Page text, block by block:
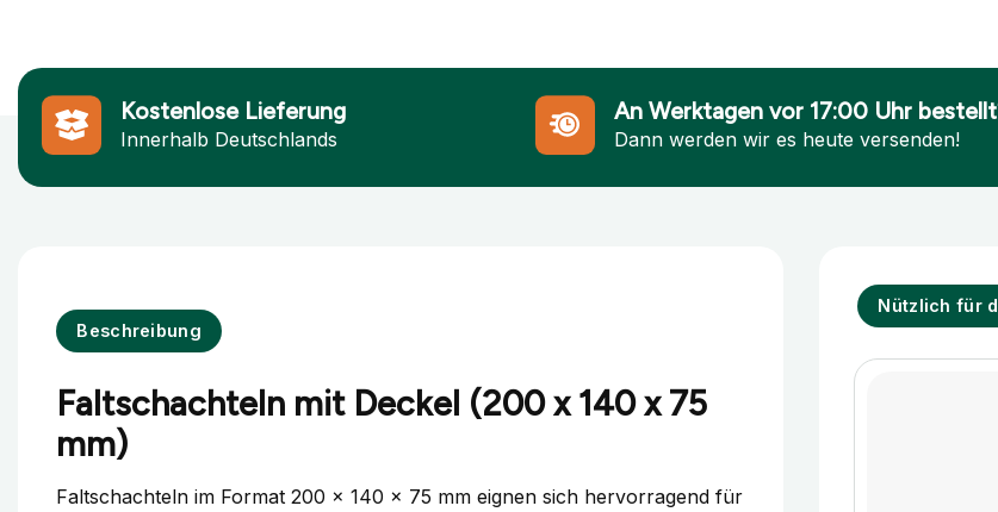
Kostenlose Lieferung
Innerhalb Deutschlands
An Werktagen vor 17:00 Uhr
Dann werden wir es heute versenden!
Beschreibung
Faltschachteln mit Deckel (200 x 140 x 75
mm)
Faltschachteln im Format 200 x 140 x 75 mm eignen sich hervorragend für
Nützlich für